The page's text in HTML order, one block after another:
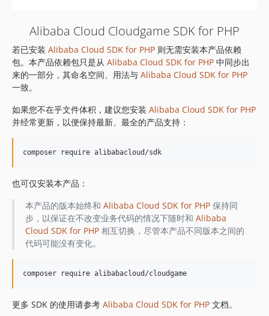
1.8.841
1.8.839
1.8.838
1.8.837
1.8.836
1.8.835
1.8.834
1.8.832
1.8.828
1.8.826
1.8.825
1.8.824
1.8.823
1.8.820
Alibaba Cloud Cloudgame SDK for PHP
若已安装 Alibaba Cloud SDK for PHP 则无需安装本产品依赖
包。本产品依赖包只是从 Alibaba Cloud SDK for PHP 中同步出
来的一部分，其命名空间、用法与 Alibaba Cloud SDK for PHP
一致。
如果您不在乎文件体积，建议您安装 Alibaba Cloud SDK for PHP
并经常更新，以便保持最新、最全的产品支持：
也可仅安装本产品：
本产品的版本始终和 Alibaba Cloud SDK for PHP保持同
步，以保证在不改变业务代码的情况下随时和 Alibaba
Cloud SDK for PHP相互切换，尽管本产品不同版本之间的
代码可能没有变化。
更多 SDK 的使用请参考 Alibaba Cloud SDK for PHP 文档。